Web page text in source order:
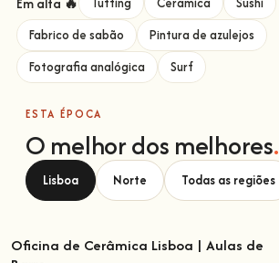
Fabrico de sabão
Pintura de azulejos
Fotografia analógica
Surf
ESTA ÉPOCA
O melhor dos melhores.
Lisboa Norte Todas as regiões
Oficina de Cerâmica Lisboa | Aulas de